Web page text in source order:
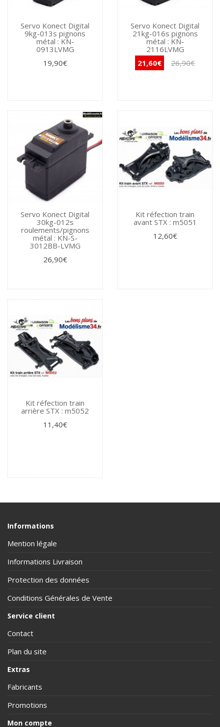
Servo Konect Digital
9kg-013s pignons
métal : KN-
0913LVMG
19,90€
Servo Konect Digital
21kg-016s pignons
métal : KN-
2116LVMG
21,60€
26,90€
Servo Konect Digital
30kg-012s
roulements/pignons
métal : KN-S-
3012BB-LVMG
26,90€
Kit réfection train
avant STX : m5051
12,60€
Kit réfection train
arrière STX : m5052
11,40€
Informations
Mention légale
Informations Livraison
Protection des données
Conditions Générales de Vente
Service client
Contact
Plan du site
Extras
Fabricants
Promotions
Mon compte